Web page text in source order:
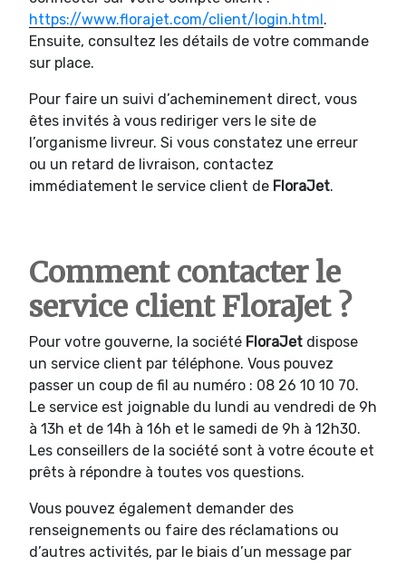
https://www.florajet.com/client/login.html.
Ensuite, consultez les détails de votre commande
sur place.
Pour faire un suivi d’acheminement direct, vous
êtes invités à vous rediriger vers le site de
l’organisme livreur. Si vous constatez une erreur
ou un retard de livraison, contactez
immédiatement le service client de FloraJet.
Comment contacter le
service client FloraJet ?
Pour votre gouverne, la société FloraJet dispose
un service client par téléphone. Vous pouvez
passer un coup de fil au numéro : 08 26 10 10 70.
Le service est joignable du lundi au vendredi de 9h
à 13h et de 14h à 16h et le samedi de 9h à 12h30.
Les conseillers de la société sont à votre écoute et
prêts à répondre à toutes vos questions.
Vous pouvez également demander des
renseignements ou faire des réclamations ou
d’autres activités, par le biais d’un message par